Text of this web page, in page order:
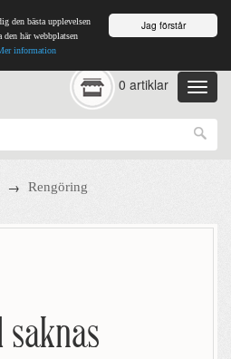
Jag förstår
den bästa upplevelsen
den här webbplatsen
information
0 artiklar
→ Rengöring
saknas